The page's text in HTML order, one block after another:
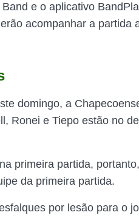
e o aplicativo
acompanhar a partida
domingo, a
Ronei e Tiepo estão no
primeira partida,
da primeira partida.
por lesão para o